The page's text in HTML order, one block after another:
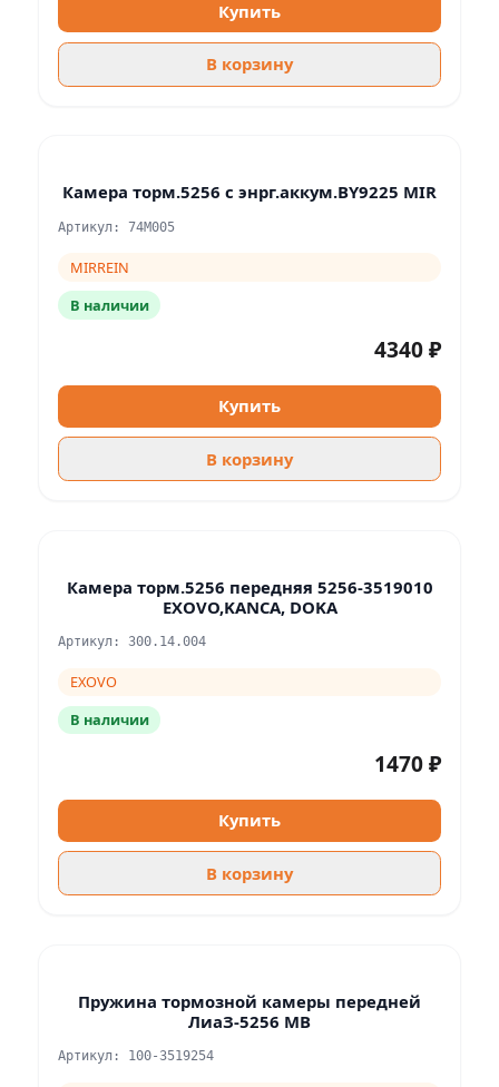
Купить
В корзину
Камера торм.5256 с энрг.аккум.BY9225 MIR
Артикул: 74M005
MIRREIN
В наличии
4340 ₽
Купить
В корзину
Камера торм.5256 передняя 5256-3519010
EXOVO,KANCA, DOKA
Артикул: 300.14.004
EXOVO
В наличии
1470 ₽
Купить
В корзину
Пружина тормозной камеры передней
ЛиаЗ-5256 МВ
Артикул: 100-3519254